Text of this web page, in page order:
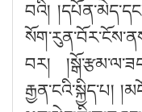
བའི།
བར།
རྒྱན་ངའི་སྐྱིད་པ།